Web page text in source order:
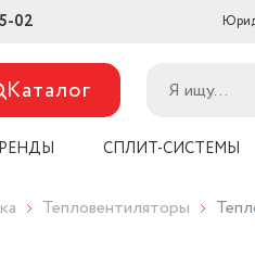
02
Каталог
СПЛИТ-СИСТЕМЫ
Тепловентиляторы